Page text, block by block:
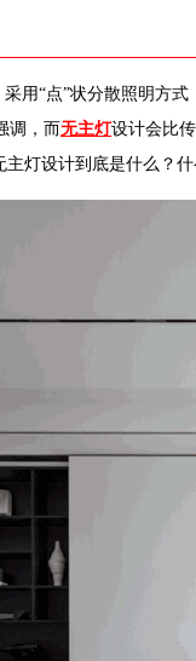
“点”状分散照明方式
，而无主灯设计会比传
主灯设计到底是什么？